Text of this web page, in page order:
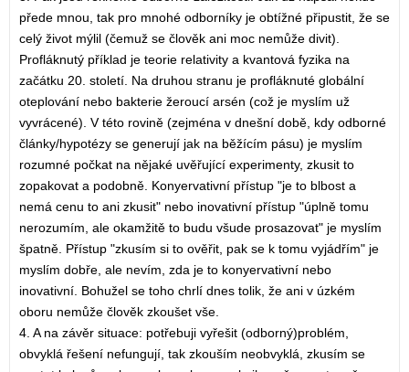
přede mnou, tak pro mnohé odborníky je obtížné připustit, že se
celý život mýlil (čemuž se člověk ani moc nemůže divit).
Profláknutý příklad je teorie relativity a kvantová fyzika na
začátku 20. století. Na druhou stranu je profláknuté globální
oteplování nebo bakterie žeroucí arsén (což je myslím už
vyvrácené). V této rovině (zejména v dnešní době, kdy odborné
články/hypotézy se generují jak na běžícím pásu) je myslím
rozumné počkat na nějaké uvěřující experimenty, zkusit to
zopakovat a podobně. Konyervativní přístup "je to blbost a
nemá cenu to ani zkusit" nebo inovativní přístup "úplně tomu
nerozumím, ale okamžitě to budu všude prosazovat" je myslím
špatně. Přístup "zkusím si to ověřit, pak se k tomu vyjádřím" je
myslím dobře, ale nevím, zda je to konyervativní nebo
inovativní. Bohužel se toho chrlí dnes tolik, že ani v úzkém
oboru nemůže člověk zkoušet vše.
4. A na závěr situace: potřebuji vyřešit (odborný)problém,
obvyklá řešení nefungují, tak zkouším neobvyklá, zkusím se